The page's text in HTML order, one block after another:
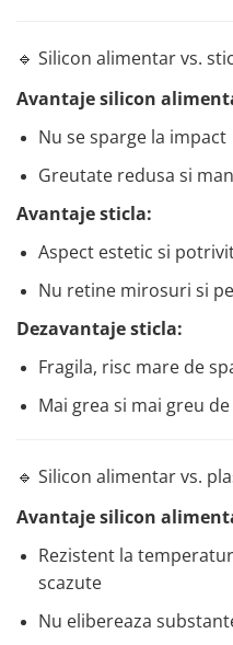
🔹 Silicon alimentar vs.
Avantaje silicon
Nu se sparge la impact
Greutate redusa si
Avantaje sticla:
Aspect estetic si
Nu retine mirosuri si
Dezavantaje sticla:
Fragila, risc mare de
Mai grea si mai greu
🔹 Silicon alimentar vs.
Avantaje silicon
Rezistent la
scazute
Nu elibereaza